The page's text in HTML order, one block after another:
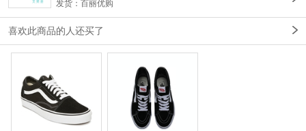
发货：百丽优购
喜欢此商品的人还买了